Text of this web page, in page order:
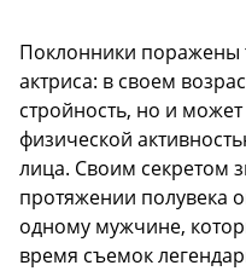
Поклонники поражены
актриса: в своем
стройность, но и
физической
лица. Своим секретом
протяжении полувека
одному мужчине,
время съемок